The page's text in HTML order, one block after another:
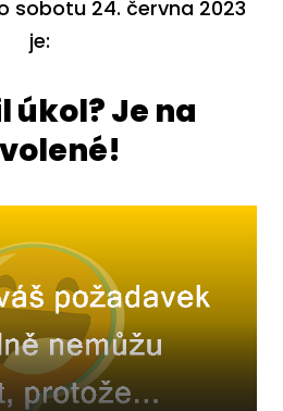
sobotu 24. června 2023
je:
úkol? Je na